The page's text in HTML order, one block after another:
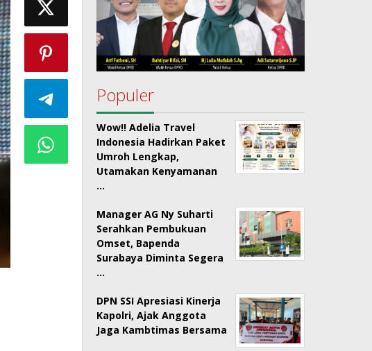
Populer
Wow!! Adelia Travel
Indonesia Hadirkan Paket
Umroh Lengkap,
Utamakan Kenyamanan
…
Manager AG Ny Suharti
Serahkan Pembukuan
Omset, Bapenda
Surabaya Diminta Segera
…
DPN SSI Apresiasi Kinerja
Kapolri, Ajak Anggota
Jaga Kambtimas Bersama